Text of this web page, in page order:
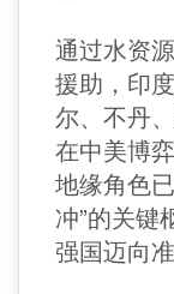
通过水资
援助，印
尔、不丹
在中美博
地缘角色
冲”的关键
强国迈向